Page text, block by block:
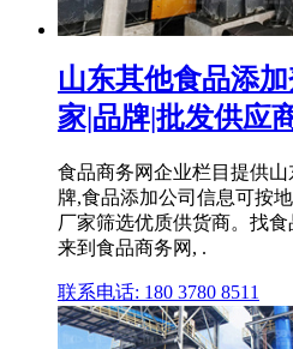
山东其他食品添
家|品牌|批发供应
食品商务网企业栏目提供
牌,食品添加公司信息可按
厂家筛选优质供货商。找
来到食品商务网, .
联系电话: 180 3780 8511